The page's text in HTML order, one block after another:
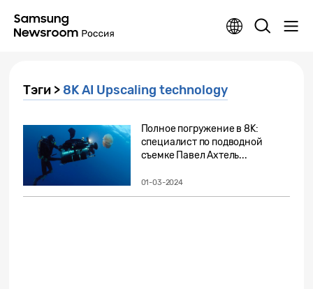
Тэги > 8K AI Upscaling technology
Полное погружение в 8K:
специалист по подводной
съемке Павел Ахтель...
01-03-2024